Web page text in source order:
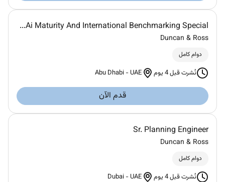
Ai Maturity And International Benchmarking Special...
Duncan & Ross
دوام كامل
نُشرت قبل 4 يوم Abu Dhabi -UAE
قدم الآن
Sr. Planning Engineer
Duncan & Ross
دوام كامل
نُشرت قبل 4 يوم Dubai -UAE